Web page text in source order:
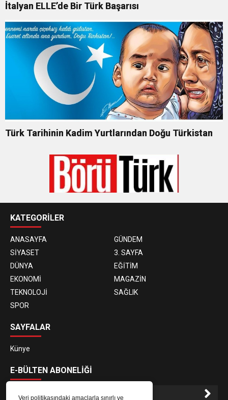
Veri politikasındaki amaçlarla sınırlı ve
İtalyan ELLE’de Bir Türk Başarısı
Türk Tarihinin Kadim Yurtlarından Doğu Türkistan
KATEGORİLER
ANASAYFA
GÜNDEM
SİYASET
3. SAYFA
DÜNYA
EĞİTİM
EKONOMİ
MAGAZİN
TEKNOLOJİ
SAĞLIK
SPOR
SAYFALAR
Künye
E-BÜLTEN ABONELİĞİ